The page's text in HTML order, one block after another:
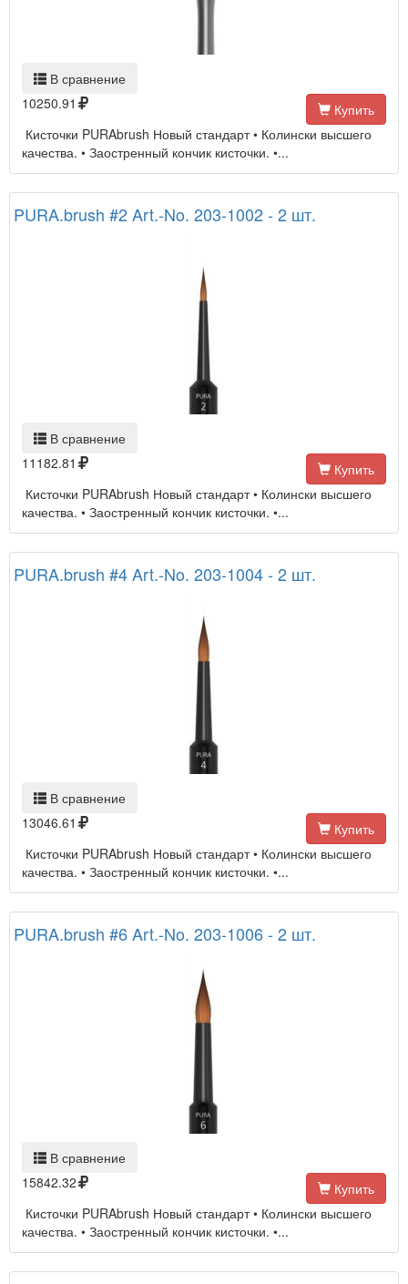
В сравнение
10250.91
Купить
Кисточки PURAbrush Новый стандарт • Колински высшего
качества. • Заостренный кончик кисточки. •...
PURA.brush #2 Art.-No. 203-1002 - 2 шт.
В сравнение
11182.81
Купить
Кисточки PURAbrush Новый стандарт • Колински высшего
качества. • Заостренный кончик кисточки. •...
PURA.brush #4 Art.-No. 203-1004 - 2 шт.
В сравнение
13046.61
Купить
Кисточки PURAbrush Новый стандарт • Колински высшего
качества. • Заостренный кончик кисточки. •...
PURA.brush #6 Art.-No. 203-1006 - 2 шт.
В сравнение
15842.32
Купить
Кисточки PURAbrush Новый стандарт • Колински высшего
качества. • Заостренный кончик кисточки. •...